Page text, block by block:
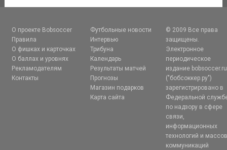
О проекте Bobsoccer
Правила
О фишках и карточках
О баллах и уровнях
Рекламодателям
Контакты
Футбольные новости
Интервью
Трибуна
Календарь
Результаты матчей
Прогнозы
Магазин подарков
Карта сайта
© 2009 Все права
защищены.
Электронное
периодическое
издание bobsoccer.ru
("бобсоккер.ру")
зарегистрировано в
Федеральной
по надзору в сфере
связи,
информационных
технологий и
коммуникаций